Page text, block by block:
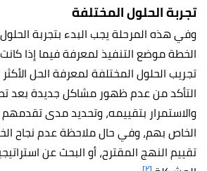
تجربة الحلول المختلفة
وفي هذه المرحلة يجب البدء بتجربة
الخطة موضع التنفيذ لمعرفة فيما إذا
تجريب الحلول المختلفة لمعرفة الحل
التأكد منعدم ظهور مشاكل جديدة بعد
والاستمرار بتقييمه، وتحديد مدى
الخاص بهم، وفي حال ملاحظة عدم نجاح
تقييم النهج المقترح، أو البحث عن